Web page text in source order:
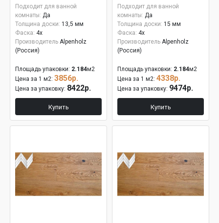
Подходит для ванной
комнаты: Да
Толщина доски: 13,5 мм
Фаска: 4x
Производитель Alpenholz
(Россия)
Площадь упаковки: 2.184м2
Цена за 1 м2: 3856р.
Цена за упаковку: 8422р.
Купить
Подходит для ванной
комнаты: Да
Толщина доски: 15 мм
Фаска: 4x
Производитель Alpenholz
(Россия)
Площадь упаковки: 2.184м2
Цена за 1 м2: 4338р.
Цена за упаковку: 9474р.
Купить